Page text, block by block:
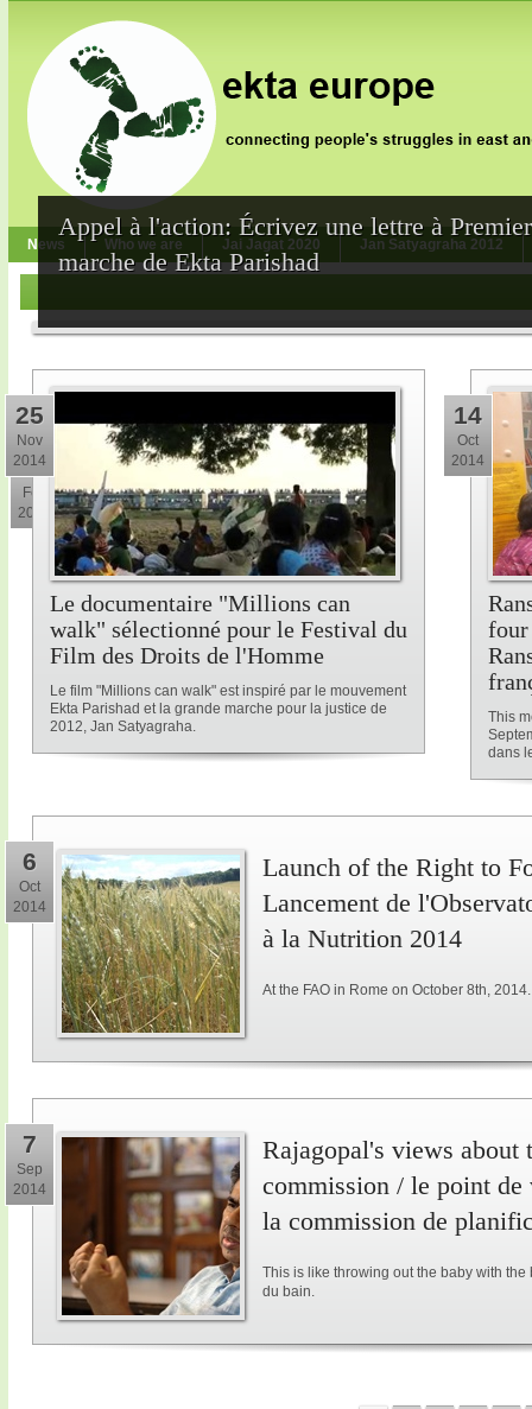
News Who we are Jai Jagat 2020 Jan Satyagraha 2012
Appel à l'action: Écrivez une lettre à
marche de Ekta Parishad
10
Feb
2015
Le documentaire "Millions can
walk" sélectionné pour le Festival du
Film des Droits de l'Homme
Le film "Millions can walk" est inspiré par le mouvement
Ekta Parishad et la grande marche pour la justice de
2012, Jan Satyagraha.
25
Nov
2014
four
This
dans
14
Oct
2014
6
Oct
2014
Launch of the Right to
Lancement de
à la Nutrition 2014
At the FAO in Rome on October 8th,
7
Sep
2014
Rajagopal's views about
commission / le point de
la commission de
This is like throwing out the baby with
du bain.